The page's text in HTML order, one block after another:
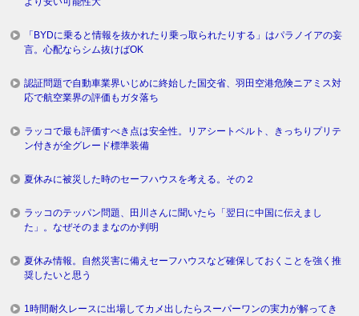
「BYDに乗ると情報を抜かれたり乗っ取られたりする」はパラノイアの妄
言。心配ならシム抜けばOK
認証問題で自動車業界いじめに終始した国交省、羽田空港危険ニアミス対
応で航空業界の評価もガタ落ち
ラッコで最も評価すべき点は安全性。リアシートベルト、きっちりプリテ
ン付きが全グレード標準装備
夏休みに被災した時のセーフハウスを考える。その２
ラッコのテッパン問題、田川さんに聞いたら「翌日に中国に伝えまし
た」。なぜそのままなのか判明
夏休み情報。自然災害に備えセーフハウスなど確保しておくことを強く推
奨したいと思う
1時間耐久レースに出場してカメ出したらスーパーワンの実力が解ってき